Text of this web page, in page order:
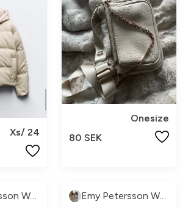
Xs/ 24
Onesize
80 SEK
Emy Petersson Wennborg Emy Petersson Wennborg